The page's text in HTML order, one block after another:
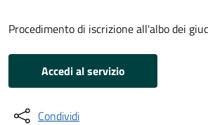
Procedimento di iscrizione all'albo dei
Accedi al servizio
Condividi